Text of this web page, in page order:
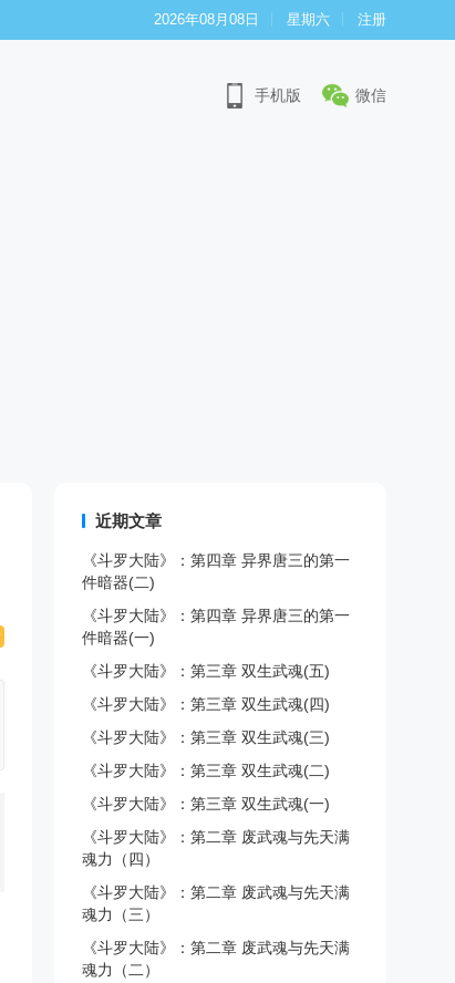
2026年08月08日 星期六 注册
手机版 微信
近期文章
《斗罗大陆》：第四章 异界唐三的第一
件暗器(二)
《斗罗大陆》：第四章 异界唐三的第一
件暗器(一)
《斗罗大陆》：第三章 双生武魂(五)
《斗罗大陆》：第三章 双生武魂(四)
《斗罗大陆》：第三章 双生武魂(三)
《斗罗大陆》：第三章 双生武魂(二)
《斗罗大陆》：第三章 双生武魂(一)
《斗罗大陆》：第二章 废武魂与先天满
魂力（四）
《斗罗大陆》：第二章 废武魂与先天满
魂力（三）
《斗罗大陆》：第二章 废武魂与先天满
魂力（二）